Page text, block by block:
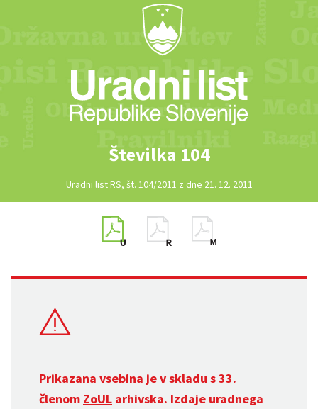
Številka 104
Uradni list RS, št. 104/2011 z dne 21. 12. 2011
Prikazana vsebina je v skladu s 33.
členom ZoUL arhivska. Izdaje uradnega